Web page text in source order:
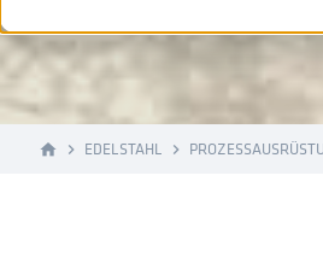
home navigate_next EDELSTAHL navigate_next